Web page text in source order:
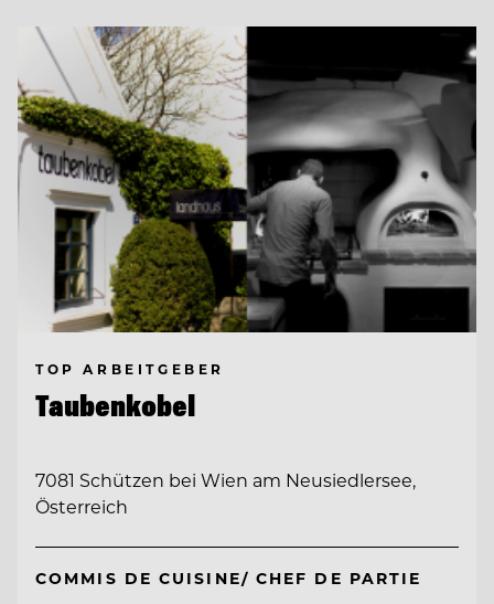
TOP ARBEITGEBER
Taubenkobel
7081 Schützen bei Wien am Neusiedlersee,
Österreich
COMMIS DE CUISINE/ CHEF DE PARTIE